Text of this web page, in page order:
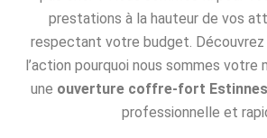
prestations à la hauteur de vos
respectant votre budget.
l’action pourquoi nous sommes votre
une ouverture coffre-fort
professionnelle et